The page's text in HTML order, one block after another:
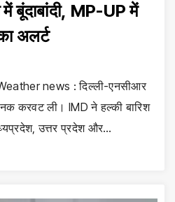
बूंदाबांदी, MP-UP में
अलर्ट
news : दिल्ली-एनसीआर
करवट ली। IMD ने हल्की बारिश
उत्तर प्रदेश और…